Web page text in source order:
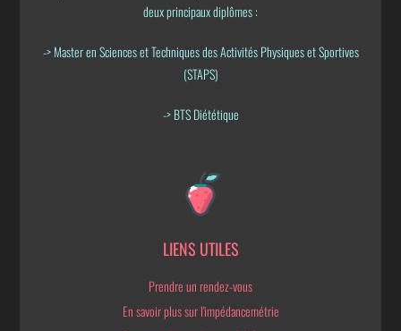
deux principaux diplômes :
-> Master en Sciences et Techniques des Activités Physiques et Sportives
(STAPS)
-> BTS Diététique
LIENS UTILES
Prendre un rendez-vous
En savoir plus sur l'impédancemétrie